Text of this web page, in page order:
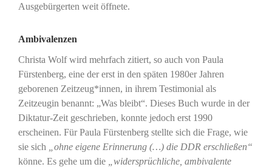
Ausgebürgerten weit öffnete.
Ambivalenzen
Christa Wolf wird mehrfach zitiert, so auch von Paula
Fürstenberg, eine der erst in den späten 1980er Jahren
geborenen Zeitzeug*innen, in ihrem Testimonial als
Zeitzeugin benannt: „Was bleibt“. Dieses Buch wurde in der
Diktatur-Zeit geschrieben, konnte jedoch erst 1990
erscheinen. Für Paula Fürstenberg stellte sich die Frage, wie
sie sich
„ohne eigene Erinnerung (…) die DDR erschließen“
könne. Es gehe um die
„widersprüchliche, ambivalente